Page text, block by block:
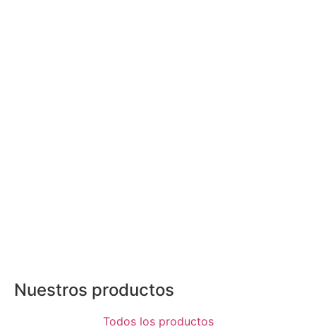
Nuestros productos
Todos los productos